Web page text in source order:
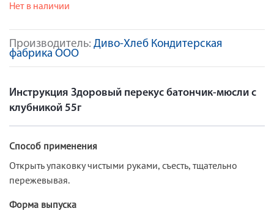
Производитель: Диво-Хлеб Кондитерская
фабрика ООО
Нет в наличии
Инструкция Здоровый перекус батончик-мюсли с
клубникой 55г
Способ применения
Открыть упаковку чистыми руками, съесть, тщательно
пережевывая.
Форма выпуска